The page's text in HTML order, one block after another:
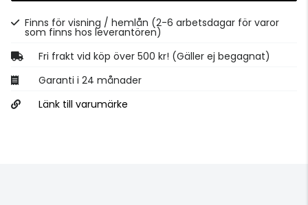
Finns för visning / hemlån (2-6 arbetsdagar för varor
som finns hos leverantören)
Fri frakt vid köp över 500 kr! (Gäller ej begagnat)
Garanti i 24 månader
Länk till varumärke